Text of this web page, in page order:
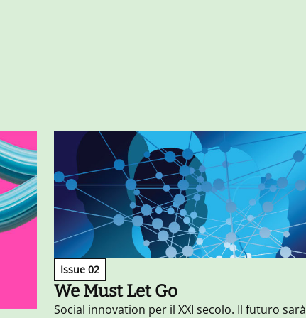
Issue 02
We Must Let Go
Social innovation per il XXI secolo. Il futuro sarà